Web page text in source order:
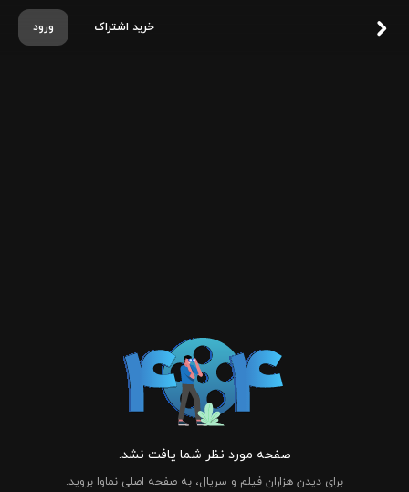
ورود خرید اشتراک
صفحه مورد نظر شما یافت نشد.
برای دیدن هزاران فیلم و سریال، به صفحه اصلی نماوا بروید.